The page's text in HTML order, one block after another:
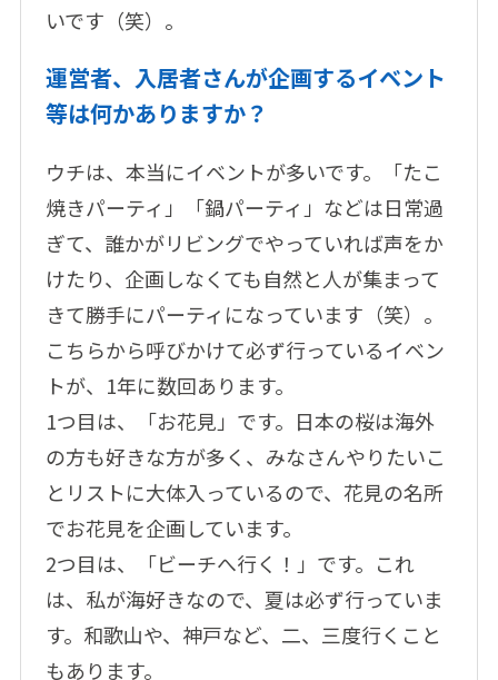
いです（笑）。
運営者、入居者さんが企画するイベント
等は何かありますか？
ウチは、本当にイベントが多いです。「たこ
焼きパーティ」「鍋パーティ」などは日常過
ぎて、誰かがリビングでやっていれば声をか
けたり、企画しなくても自然と人が集まって
きて勝手にパーティになっています（笑）。
こちらから呼びかけて必ず行っているイベン
トが、1年に数回あります。
1つ目は、「お花見」です。日本の桜は海外
の方も好きな方が多く、みなさんやりたいこ
とリストに大体入っているので、花見の名所
でお花見を企画しています。
2つ目は、「ビーチへ行く！」です。これ
は、私が海好きなので、夏は必ず行っていま
す。和歌山や、神戸など、二、三度行くこと
もあります。